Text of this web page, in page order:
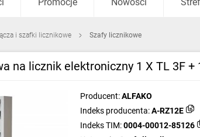
i szafki licznikowe Szafy licznikowe
na licznik elektroniczny 1 X TL 3F +
Producent:ALFAKO
Indeks producenta:A-RZ12E
Indeks TIM:0004-00012-85126